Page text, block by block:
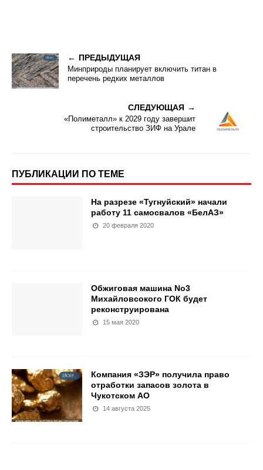
ПРЕДЫДУЩАЯ
Минприроды планирует включить титан в
перечень редких металлов
СЛЕДУЮЩАЯ
«Полиметалл» к 2029 году завершит
строительство ЗИФ на Урале
ПУБЛИКАЦИИ ПО ТЕМЕ
На разрезе «Тугнуйский» начали
работу 11 самосвалов «БелАЗ»
20 февраля 2020
Обжиговая машина No3
Михайловсокого ГОК будет
реконструирована
15 мая 2020
Компания «ЗЭР» получила право
отработки запасов золота в
Чукотском АО
14 августа 2025